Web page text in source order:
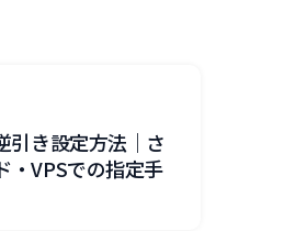
引き設定方法｜さ
・VPSでの指定手